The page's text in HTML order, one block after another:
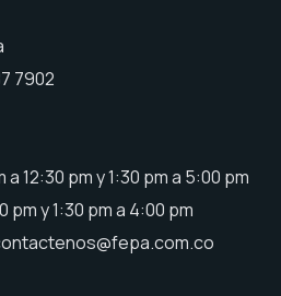
7902
a 12:30 pm y 1:30 pm a 5:00 pm
pm y 1:30 pm a 4:00 pm